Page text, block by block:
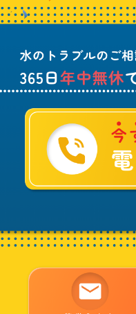
ラ
ブ
話
受